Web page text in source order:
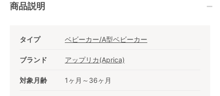
商品説明
タイプ ベビーカー/A型ベビーカー
ブランド アップリカ(Aprica)
対象月齢 1ヶ月～36ヶ月